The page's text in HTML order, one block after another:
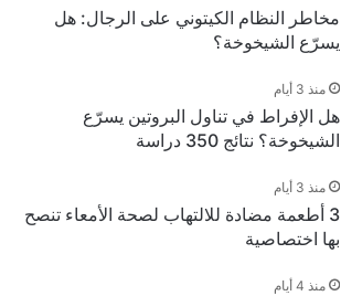
مخاطر النظام الكيتوني على الرجال: هل
يسرّع الشيخوخة؟
منذ 3 أيام
هل الإفراط في تناول البروتين يسرّع
الشيخوخة؟ نتائج 350 دراسة
منذ 3 أيام
3 أطعمة مضادة للالتهاب لصحة الأمعاء تنصح
بها اختصاصية
منذ 4 أيام